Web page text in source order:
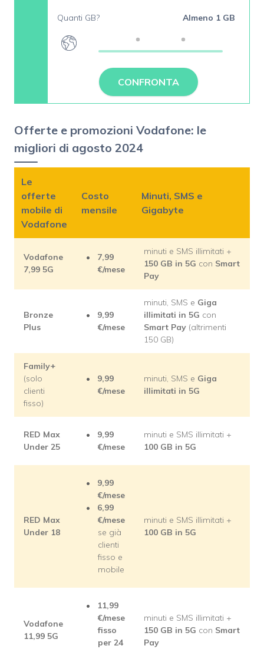
Quanti GB? Almeno 1 GB
CONFRONTA
Offerte e promozioni Vodafone: le
migliori di agosto 2024
Le
offerte
mobile di
Vodafone
Costo
mensile
Minuti, SMS e
Gigabyte
Vodafone
7,99 5G
7,99
€/mese
minuti e SMS illimitati +
150 GB in 5G con Smart
Pay
Bronze
Plus
9,99
€/mese
minuti, SMS e Giga
illimitati in 5G con
Smart Pay (altrimenti
150 GB)
Family+
(solo
clienti
fisso)
9,99
€/mese
minuti, SMS e Giga
illimitati in 5G
RED Max
Under 25
9,99
€/mese
minuti e SMS illimitati +
100 GB in 5G
RED Max
Under 18
9,99
€/mese
6,99
€/mese
se già
clienti
fisso e
mobile
minuti e SMS illimitati +
100 GB in 5G
Vodafone
11,99 5G
11,99
€/mese
fisso
per 24
minuti e SMS illimitati +
150 GB in 5G con Smart
Pay